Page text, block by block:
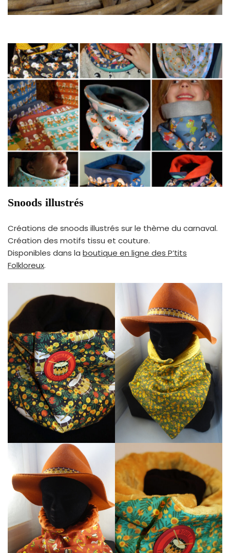
Snoods illustrés
Créations de snoods illustrés sur le thème du carnaval.
Création des motifs tissu et couture.
Disponibles dans la boutique en ligne des P’tits
Folkloreux.